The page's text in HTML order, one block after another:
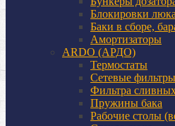
Блокировки
Баки в сборе,
Амортизаторы
ARDO (АРДО)
Термостаты
Сетевые
Фильтра
Пружины бака
Рабочие столы